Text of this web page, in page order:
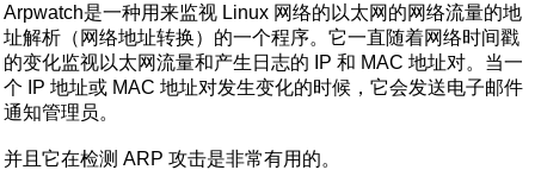
Arpwatch是一种用来监视 Linux 网络的以太网的网络流量的地
址解析（网络地址转换）的一个程序。它一直随着网络时间戳
的变化监视以太网流量和产生日志的 IP 和 MAC 地址对。当一
个 IP 地址或 MAC 地址对发生变化的时候，它会发送电子邮件
通知管理员。
并且它在检测 ARP 攻击是非常有用的。